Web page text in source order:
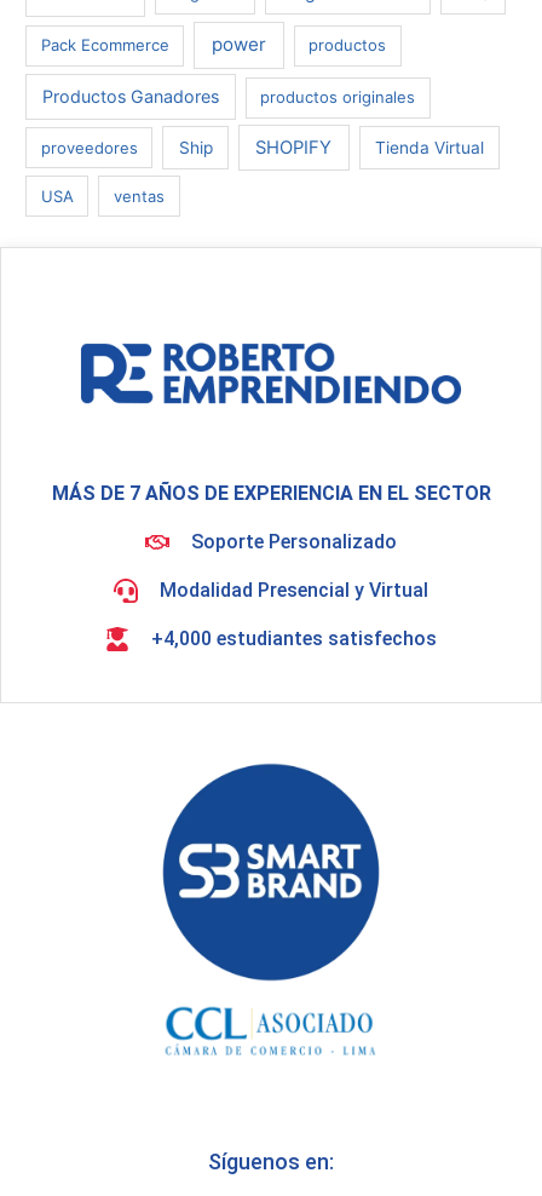
Pack Ecommerce power productos
Productos Ganadores productos originales
proveedores Ship SHOPIFY Tienda Virtual
USA ventas
MÁS DE 7 AÑOS DE EXPERIENCIA EN EL SECTOR
Soporte Personalizado
Modalidad Presencial y Virtual
+4,000 estudiantes satisfechos
Síguenos en: